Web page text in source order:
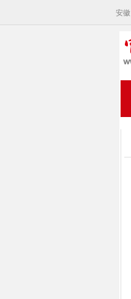
安徽